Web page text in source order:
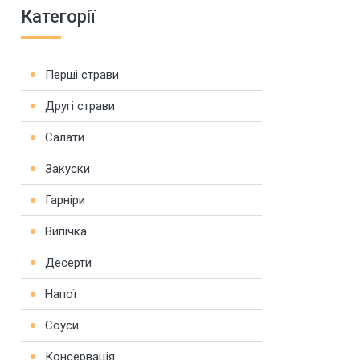
Категорії
Перші страви
Другі страви
Салати
Закуски
Гарніри
Випічка
Десерти
Напої
Соуси
Консервація